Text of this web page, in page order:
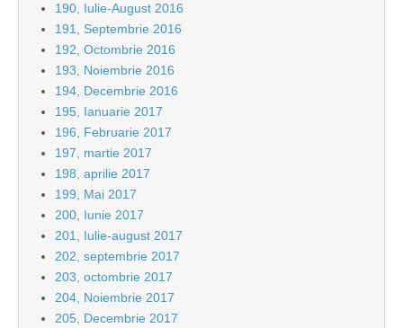
190, Iulie-August 2016
191, Septembrie 2016
192, Octombrie 2016
193, Noiembrie 2016
194, Decembrie 2016
195, Ianuarie 2017
196, Februarie 2017
197, martie 2017
198, aprilie 2017
199, Mai 2017
200, Iunie 2017
201, Iulie-august 2017
202, septembrie 2017
203, octombrie 2017
204, Noiembrie 2017
205, Decembrie 2017